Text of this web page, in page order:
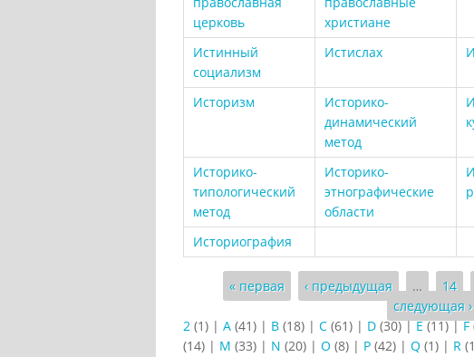
церковь
христиане
Истинный
социализм
Истислах
Историзм
Историко-
динамический
метод
Историко-
типологический
метод
Историко-
этнографические
области
Историография
Страницы
« первая ‹ предыдущая … 14
следующая ›
2 (1) | A (41) | B (18) | C (61) | D (30)|E(11)|F
(14) | M (33) | N (20) | O (8) | P (42) | Q (1) | R